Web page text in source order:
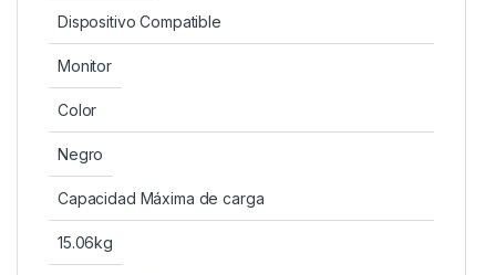
Dispositivo Compatible
Monitor
Color
Negro
Capacidad Máxima de carga
15.06kg